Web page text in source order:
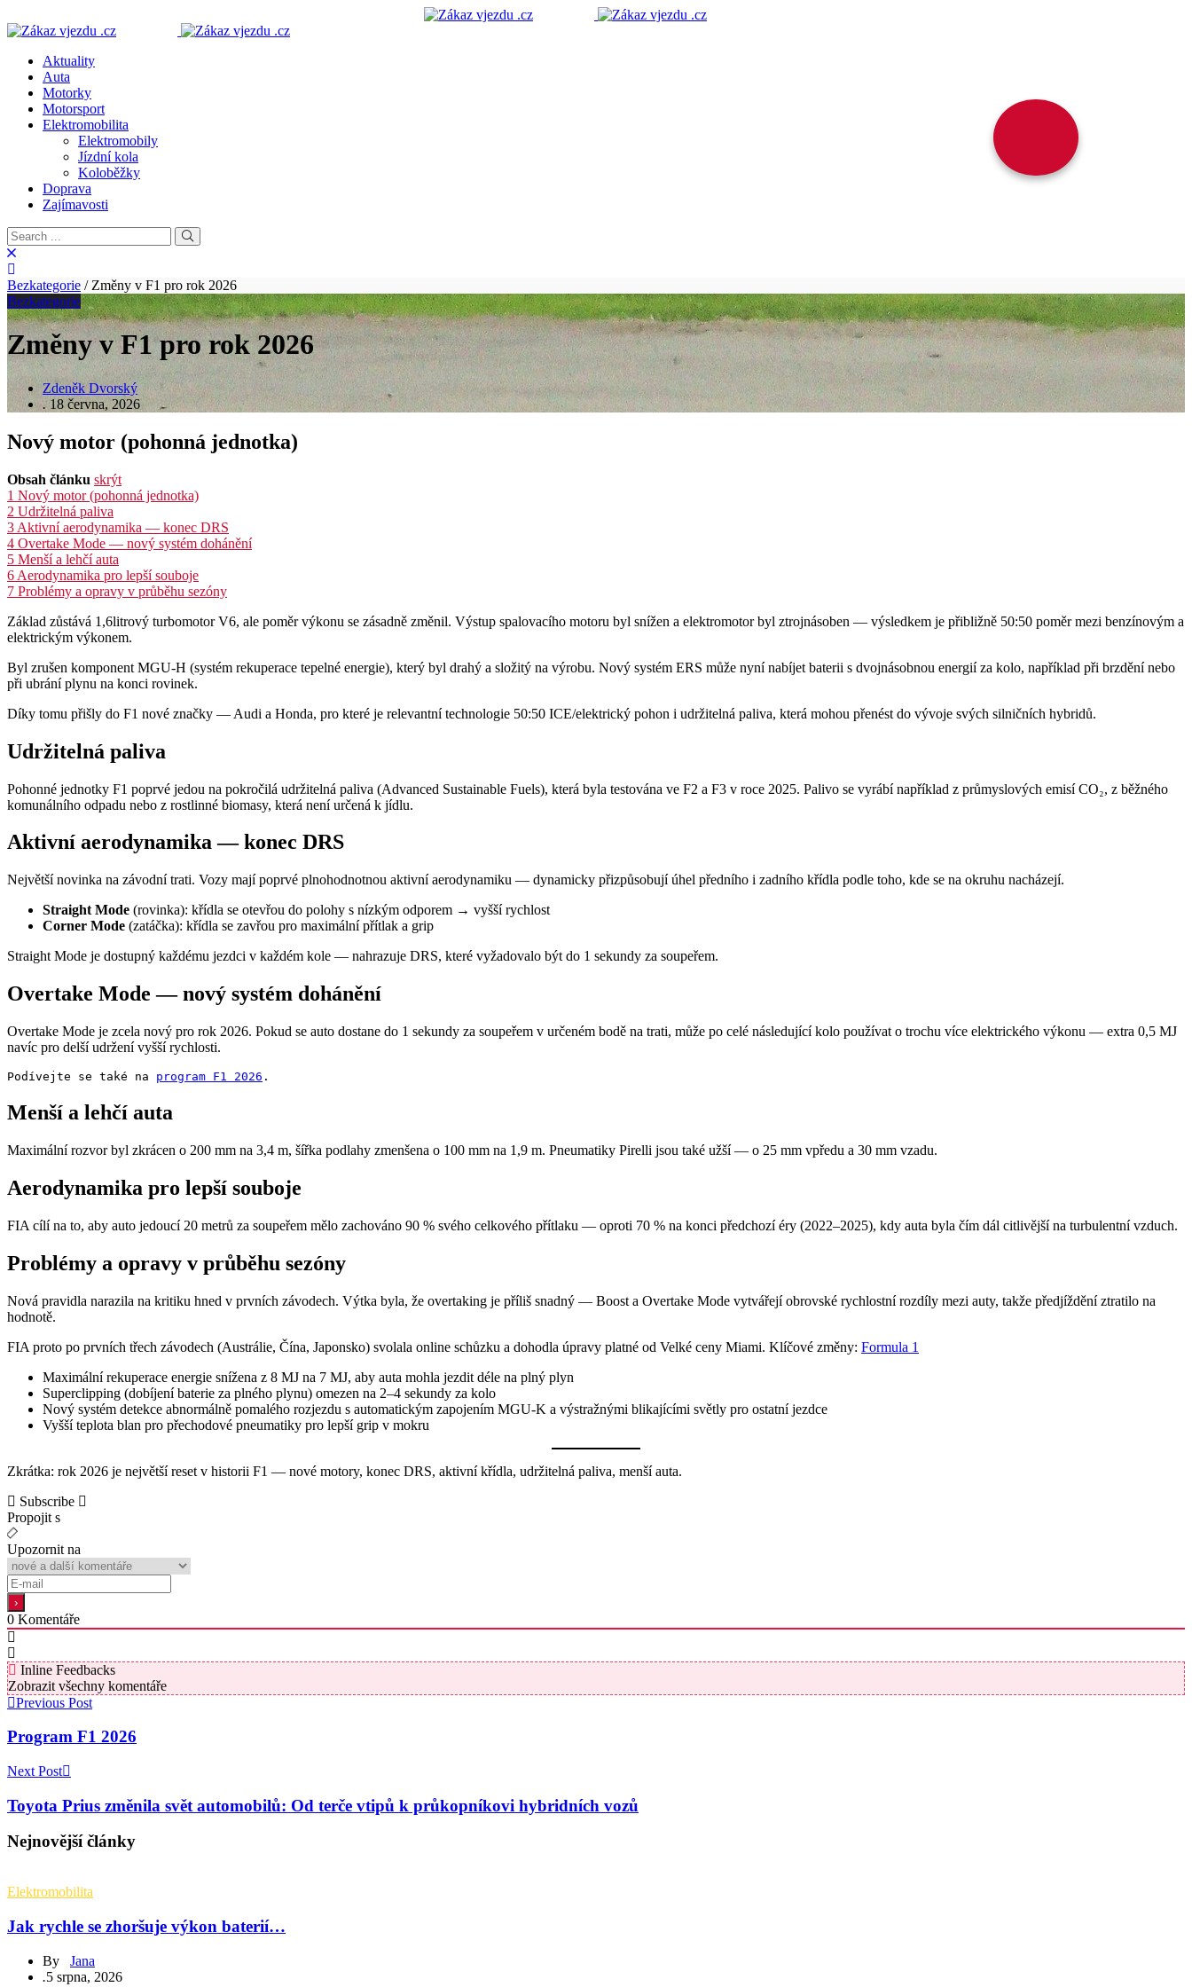
Aktuality
Auta
Motorky
Motorsport
Elektromobilita
Elektromobily
Jízdní kola
Koloběžky
Doprava
Zajímavosti
Bezkategorie / Změny v F1 pro rok 2026
Bezkategorie
Změny v F1 pro rok 2026
Zdeněk Dvorský
. 18 června, 2026
Nový motor (pohonná jednotka)
Obsah článku skrýt
1 Nový motor (pohonná jednotka)
2 Udržitelná paliva
3 Aktivní aerodynamika — konec DRS
4 Overtake Mode — nový systém dohánění
5 Menší a lehčí auta
6 Aerodynamika pro lepší souboje
7 Problémy a opravy v průběhu sezóny
Základ zůstává 1,6litrový turbomotor V6, ale poměr výkonu se zásadně změnil. Výstup spalovacího motoru byl snížen a elektromotor byl ztrojnásoben — výsledkem je přibližně 50:50 poměr mezi benzínovým a
elektrickým výkonem.
Byl zrušen komponent MGU-H (systém rekuperace tepelné energie), který byl drahý a složitý na výrobu. Nový systém ERS může nyní nabíjet baterii s dvojnásobnou energií za kolo, například při brzdění nebo
při ubrání plynu na konci rovinek.
Díky tomu přišly do F1 nové značky — Audi a Honda, pro které je relevantní technologie 50:50 ICE/elektrický pohon i udržitelná paliva, která mohou přenést do vývoje svých silničních hybridů.
Udržitelná paliva
Pohonné jednotky F1 poprvé jedou na pokročilá udržitelná paliva (Advanced Sustainable Fuels), která byla testována ve F2 a F3 v roce 2025. Palivo se vyrábí například z průmyslových emisí CO₂, z běžného
komunálního odpadu nebo z rostlinné biomasy, která není určená k jídlu.
Aktivní aerodynamika — konec DRS
Největší novinka na závodní trati. Vozy mají poprvé plnohodnotnou aktivní aerodynamiku — dynamicky přizpůsobují úhel předního i zadního křídla podle toho, kde se na okruhu nacházejí.
Straight Mode (rovinka): křídla se otevřou do polohy s nízkým odporem → vyšší rychlost
Corner Mode (zatáčka): křídla se zavřou pro maximální přítlak a grip
Straight Mode je dostupný každému jezdci v každém kole — nahrazuje DRS, které vyžadovalo být do 1 sekundy za soupeřem.
Overtake Mode — nový systém dohánění
Overtake Mode je zcela nový pro rok 2026. Pokud se auto dostane do 1 sekundy za soupeřem v určeném bodě na trati, může po celé následující kolo používat o trochu více elektrického výkonu — extra 0,5 MJ
navíc pro delší udržení vyšší rychlosti.
Podívejte se také na program F1 2026 .
Menší a lehčí auta
Maximální rozvor byl zkrácen o 200 mm na 3,4 m, šířka podlahy zmenšena o 100 mm na 1,9 m. Pneumatiky Pirelli jsou také užší — o 25 mm vpředu a 30 mm vzadu.
Aerodynamika pro lepší souboje
FIA cílí na to, aby auto jedoucí 20 metrů za soupeřem mělo zachováno 90 % svého celkového přítlaku — oproti 70 % na konci předchozí éry (2022–2025), kdy auta byla čím dál citlivější na turbulentní vzduch.
Problémy a opravy v průběhu sezóny
Nová pravidla narazila na kritiku hned v prvních závodech. Výtka byla, že overtaking je příliš snadný — Boost a Overtake Mode vytvářejí obrovské rychlostní rozdíly mezi auty, takže předjíždění ztratilo na
hodnotě.
FIA proto po prvních třech závodech (Austrálie, Čína, Japonsko) svolala online schůzku a dohodla úpravy platné od Velké ceny Miami. Klíčové změny: Formula 1
Maximální rekuperace energie snížena z 8 MJ na 7 MJ, aby auta mohla jezdit déle na plný plyn
Superclipping (dobíjení baterie za plného plynu) omezen na 2–4 sekundy za kolo
Nový systém detekce abnormálně pomalého rozjezdu s automatickým zapojením MGU-K a výstražnými blikajícími světly pro ostatní jezdce
Vyšší teplota blan pro přechodové pneumatiky pro lepší grip v mokru
Zkrátka: rok 2026 je největší reset v historii F1 — nové motory, konec DRS, aktivní křídla, udržitelná paliva, menší auta.
Subscribe
Propojit s
Upozornit na
0 Komentáře
Inline Feedbacks
Zobrazit všechny komentáře
Previous Post
Program F1 2026
Next Post
Toyota Prius změnila svět automobilů: Od terče vtipů k průkopníkovi hybridních vozů
Nejnovější články
Elektromobilita
Jak rychle se zhoršuje výkon baterií…
By Jana
.5 srpna, 2026